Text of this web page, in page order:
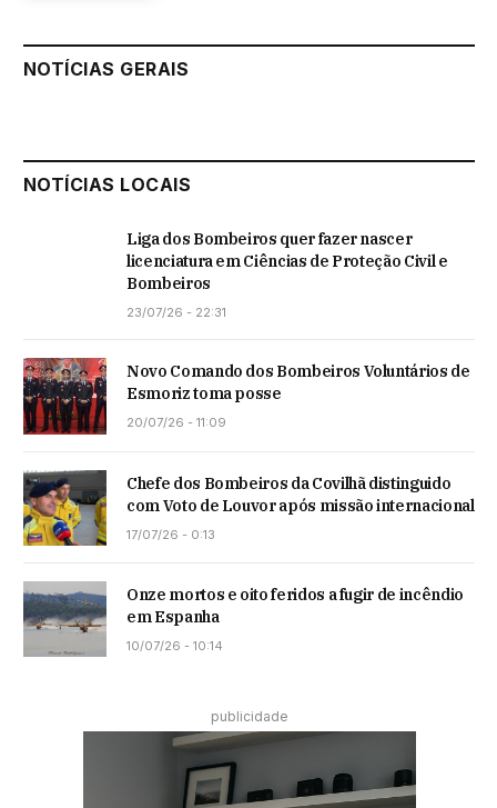
NOTÍCIAS GERAIS
NOTÍCIAS LOCAIS
Liga dos Bombeiros quer fazer nascer
licenciatura em Ciências de Proteção Civil e
Bombeiros
23/07/26 - 22:31
Novo Comando dos Bombeiros Voluntários de
Esmoriz toma posse
20/07/26 - 11:09
Chefe dos Bombeiros da Covilhã distinguido
com Voto de Louvor após missão internacional
17/07/26 - 0:13
Onze mortos e oito feridos a fugir de incêndio
em Espanha
10/07/26 - 10:14
publicidade